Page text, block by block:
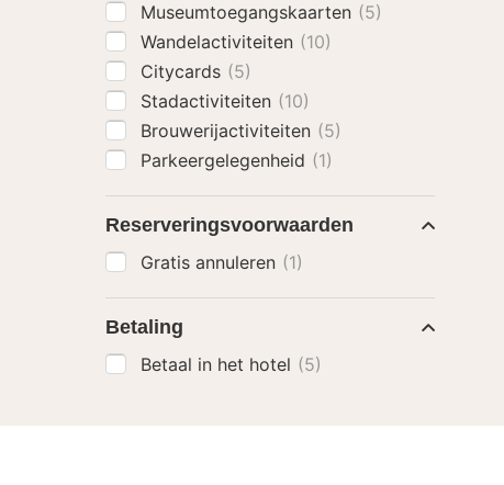
Museumtoegangskaarten (5)
Wandelactiviteiten (10)
Citycards (5)
Stadactiviteiten (10)
Brouwerijactiviteiten (5)
Parkeergelegenheid (1)
Reserveringsvoorwaarden
Gratis annuleren (1)
Betaling
Betaal in het hotel (5)